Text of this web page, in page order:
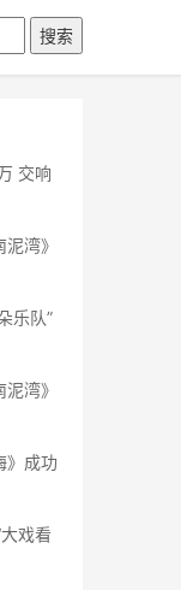
搜索
交响
湾》
乐队”
湾》
》成功
戏看